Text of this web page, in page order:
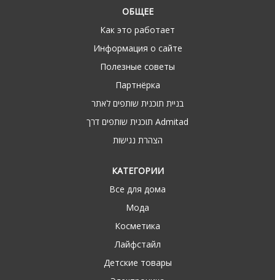
ОБЩЕЕ
Как это работает
Информация о сайте
Полезные советы
Партнёрка
בניית תוכנית שותפים לאתר
תוכנית שותפים דרך Admitad
הצהרת נגישות
КАТЕГОРИИ
Все для дома
Мода
Косметика
Лайфстайл
Детские товары